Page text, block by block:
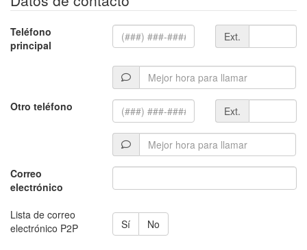
Teléfono
principal
Extensión
Ext.
Mejor
hora
para
llamar
Otro teléfono Extensión
Ext.
Mejor
hora
para
Correo
electrónico
Lista de correo
electrónico P2P
Sí No